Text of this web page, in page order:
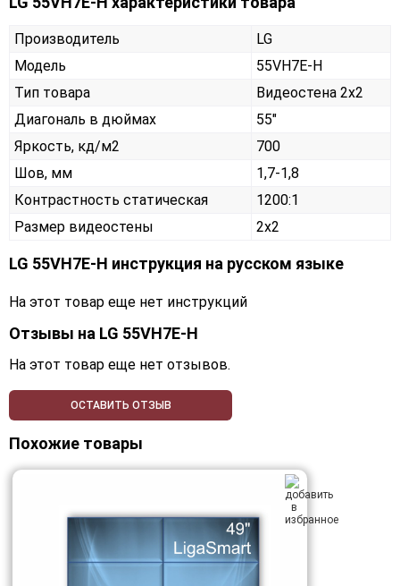
Производитель
LG
Модель
55VH7E-H
Тип товара
Видеостена 2х2
Диагональ в дюймах
55"
Яркость, кд/м2
700
Шов, мм
1,7-1,8
Контрастность статическая
1200:1
Размер видеостены
2x2
LG 55VH7E-H инструкция на русском языке
На этот товар еще нет инструкций
Отзывы на LG 55VH7E-H
На этот товар еще нет отзывов.
ОСТАВИТЬ ОТЗЫВ
Похожие товары